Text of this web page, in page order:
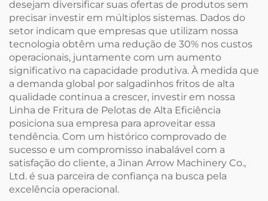
desejam diversificar suas ofertas de produtos sem
precisar investir em múltiplos sistemas. Dados do
setor indicam que empresas que utilizam nossa
tecnologia obtêm uma redução de 30% nos custos
operacionais, juntamente com um aumento
significativo na capacidade produtiva. À medida que
a demanda global por salgadinhos fritos de alta
qualidade continua a crescer, investir em nossa
Linha de Fritura de Pelotas de Alta Eficiência
posiciona sua empresa para aproveitar essa
tendência. Com um histórico comprovado de
sucesso e um compromisso inabalável com a
satisfação do cliente, a Jinan Arrow Machinery Co.,
Ltd. é sua parceira de confiança na busca pela
excelência operacional.